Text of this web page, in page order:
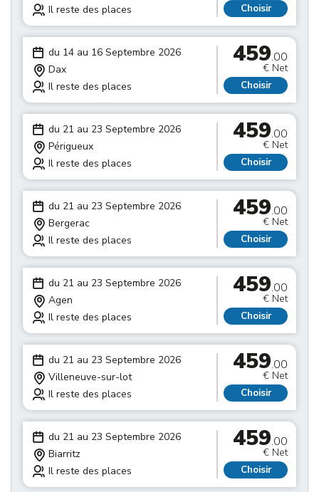
Il reste des places
Choisir
du 14 au 16 Septembre 2026
Dax
Il reste des places
459.00
€ Net
Choisir
du 21 au 23 Septembre 2026
Périgueux
Il reste des places
459.00
€ Net
Choisir
du 21 au 23 Septembre 2026
Bergerac
Il reste des places
459.00
€ Net
Choisir
du 21 au 23 Septembre 2026
Agen
Il reste des places
459.00
€ Net
Choisir
du 21 au 23 Septembre 2026
Villeneuve-sur-lot
Il reste des places
459.00
€ Net
Choisir
du 21 au 23 Septembre 2026
Biarritz
Il reste des places
459.00
€ Net
Choisir